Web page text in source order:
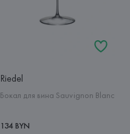
Riedel
Бокал для вина Sauvignon Blanc
134 BYN